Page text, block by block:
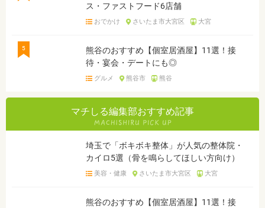
ス・ファストフード6店舗
おでかけ さいたま市大宮区 大宮
5
熊谷のおすすめ【個室居酒屋】11選！接
待・宴会・デートにも◎
グルメ 熊谷市 熊谷
マチしる編集部おすすめ記事
埼玉で「ボキボキ整体」が人気の整体院・
カイロ5選（骨を鳴らしてほしい方向け）
美容・健康 さいたま市大宮区 大宮
熊谷のおすすめ【個室居酒屋】11選！接